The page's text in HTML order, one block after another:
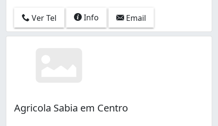
Ver Tel Info Email
Agricola Sabia em Centro